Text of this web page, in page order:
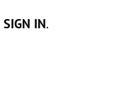
SIGN IN.